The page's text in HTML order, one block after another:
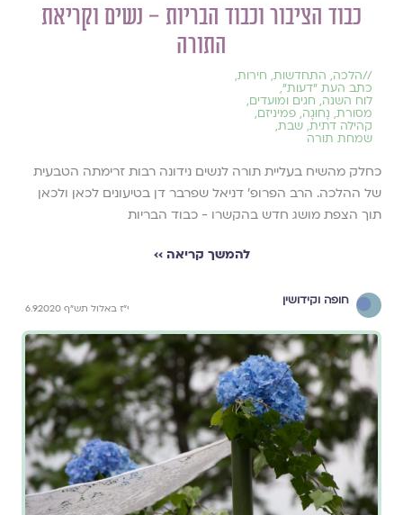
כבוד הציבור וכבוד הבריות – נשים וקריאת
התורה
//הלכה, התחדשות, חירות,
כתב העת ״דעות״,
לוח השנה, חגים ומועדים,
מסורת, נָחוּגָה, פמיניזם,
קהילה דתית, שבת,
שמחת תורה
כחלק מהשיח בעליית תורה לנשים נידונה רבות זרימתה הטבעית
של ההלכה. הרב הפרופ' דניאל שפרבר דן בטיעונים לכאן ולכאן
תוך הצפת מושג חדש בהקשרו - כבוד הבריות
להמשך קריאה ››
חופה וקידושין
י"ז באלול תש"ף 6.9.2020